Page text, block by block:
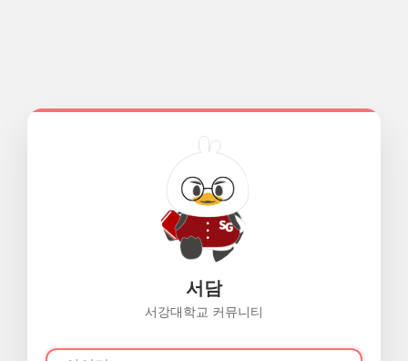
서담
서강대학교 커뮤니티